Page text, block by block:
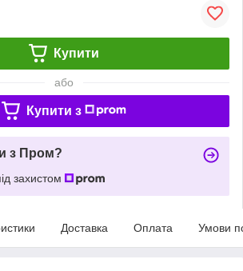
Купити
або
Купити з
з Пром?
захистом
Доставка Оплата Умови